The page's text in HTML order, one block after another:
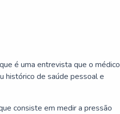
é uma entrevista que o médico
histórico de saúde pessoal e
consiste em medir a pressão